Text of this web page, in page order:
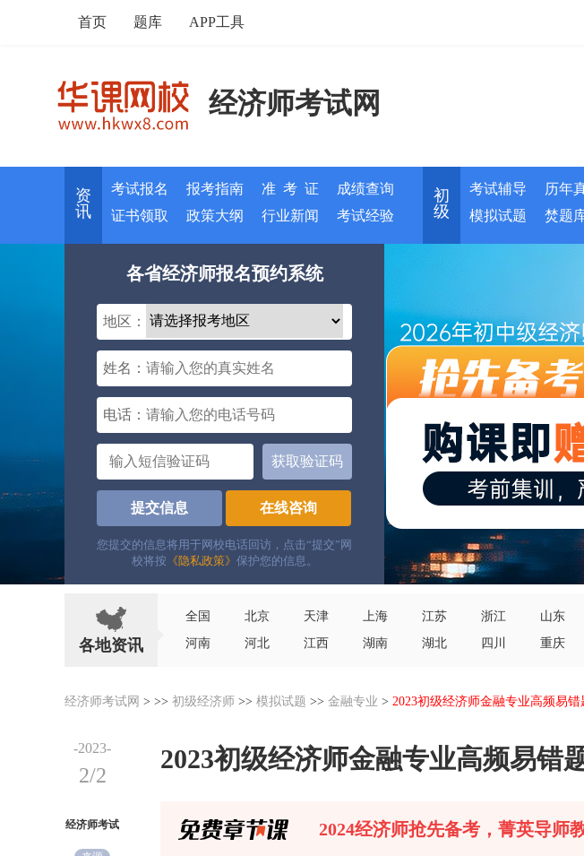
首页 题库 APP工具
经济师考试网
资
讯
考试报名 报考指南 准 考 证
成绩查询
证书领取
政策大纲 行业新闻 考试经验
初
级
考试辅导
历年
模拟试题
焚题
各省经济师报名预约系统
地区：
姓名：
电话：
获取验证码
提交信息 在线咨询
您提交的信息将用于网校电话回访，点击“提交”网
校将按 《隐私政策》 保护您的信息。
各地资讯
全国 北京 天津 上海 江苏 浙江 山东
河南
河北 江西 湖南 湖北 四川 重庆
经济师考试网 > >> 初级经济师 >> 模拟试题 >> 金融专业 > 2023初级经济师金融专业高频易
-2023-
2/2
经济师考试
2023初级经济师金融专业高频易错
2024经济师抢先备考，菁英导师